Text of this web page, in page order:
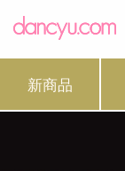
新商品